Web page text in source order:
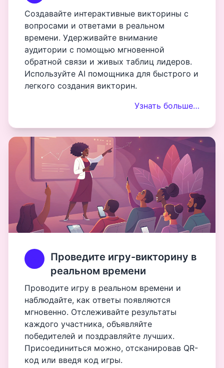
Создавайте интерактивные викторины с
вопросами и ответами в реальном
времени. Удерживайте внимание
аудитории с помощью мгновенной
обратной связи и живых таблиц лидеров.
Используйте AI помощника для быстрого и
легкого создания викторин.
Узнать больше…
Проведите игру-викторину в
реальном времени
Проводите игру в реальном времени и
наблюдайте, как ответы появляются
мгновенно. Отслеживайте результаты
каждого участника, объявляйте
победителей и поздравляйте лучших.
Присоединиться можно, отсканировав QR-
код или введя код игры.